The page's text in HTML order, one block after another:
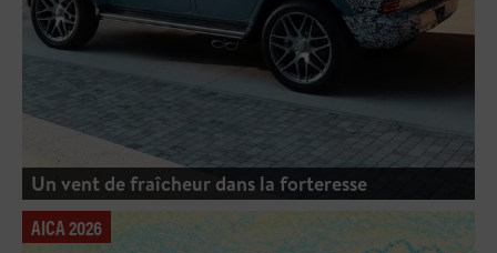
Un vent de fraîcheur dans la forteresse
AICA 2026